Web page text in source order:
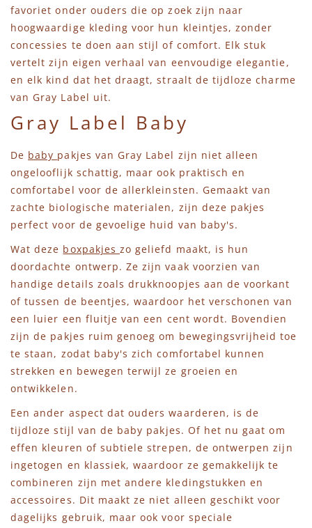
favoriet onder ouders die op zoek zijn naar
hoogwaardige kleding voor hun kleintjes, zonder
concessies te doen aan stijl of comfort. Elk stuk
vertelt zijn eigen verhaal van eenvoudige elegantie,
en elk kind dat het draagt, straalt de tijdloze charme
van Gray Label uit.
Gray Label Baby
De baby pakjes van Gray Label zijn niet alleen
ongelooflijk schattig, maar ook praktisch en
comfortabel voor de allerkleinsten. Gemaakt van
zachte biologische materialen, zijn deze pakjes
perfect voor de gevoelige huid van baby's.
Wat deze boxpakjes zo geliefd maakt, is hun
doordachte ontwerp. Ze zijn vaak voorzien van
handige details zoals drukknoopjes aan de voorkant
of tussen de beentjes, waardoor het verschonen van
een luier een fluitje van een cent wordt. Bovendien
zijn de pakjes ruim genoeg om bewegingsvrijheid toe
te staan, zodat baby's zich comfortabel kunnen
strekken en bewegen terwijl ze groeien en
ontwikkelen.
Een ander aspect dat ouders waarderen, is de
tijdloze stijl van de baby pakjes. Of het nu gaat om
effen kleuren of subtiele strepen, de ontwerpen zijn
ingetogen en klassiek, waardoor ze gemakkelijk te
combineren zijn met andere kledingstukken en
accessoires. Dit maakt ze niet alleen geschikt voor
dagelijks gebruik, maar ook voor speciale